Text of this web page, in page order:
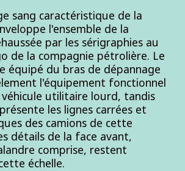
sang caractéristique de la
l'ensemble de la
par les sérigraphies au
de la compagnie pétrolière. Le
équipé du bras de dépannage
l'équipement fonctionnel
utilitaire lourd, tandis
les lignes carrées et
des camions de cette
détails de la face avant,
comprise, restent
échelle.